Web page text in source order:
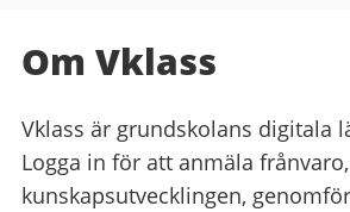
Om Vklass
Vklass är grundskolans digitala
Logga in för att anmäla
kunskapsutvecklingen,